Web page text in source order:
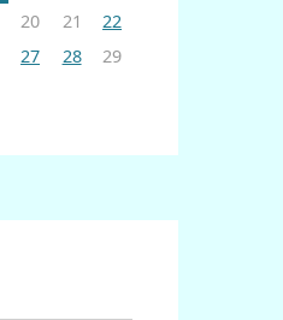
20 21
22
27 28
29